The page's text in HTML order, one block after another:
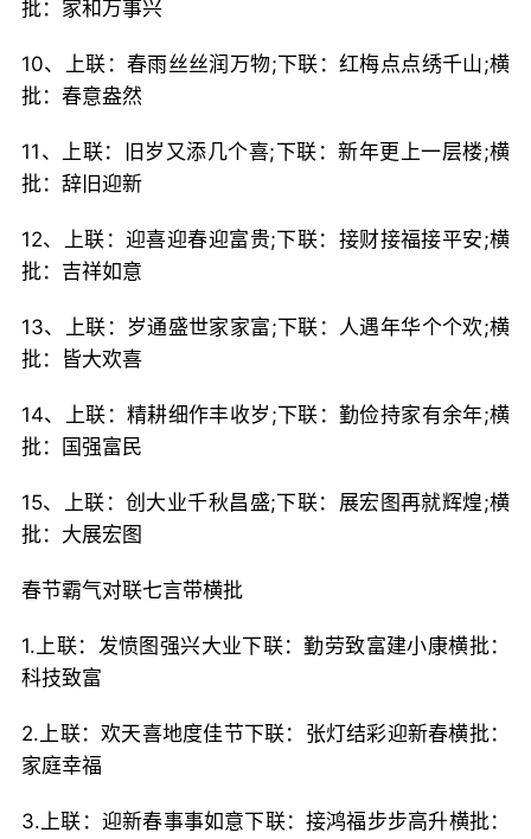
批：家和万事兴
10、上联：春雨丝丝润万物;下联：红梅点点绣千山;横
批：春意盎然
11、上联：旧岁又添几个喜;下联：新年更上一层楼;横
批：辞旧迎新
12、上联：迎喜迎春迎富贵;下联：接财接福接平安;横
批：吉祥如意
13、上联：岁通盛世家家富;下联：人遇年华个个欢;横
批：皆大欢喜
14、上联：精耕细作丰收岁;下联：勤俭持家有余年;横
批：国强富民
15、上联：创大业千秋昌盛;下联：展宏图再就辉煌;横
批：大展宏图
春节霸气对联七言带横批
1.上联：发愤图强兴大业下联：勤劳致富建小康横批：
科技致富
2.上联：欢天喜地度佳节下联：张灯结彩迎新春横批：
家庭幸福
3.上联：迎新春事事如意下联：接鸿福步步高升横批：